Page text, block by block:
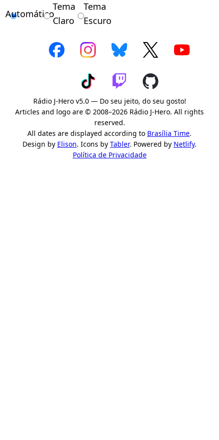
Automático
Tema
Claro
Tema
Escuro
Rádio J-Hero v5.0 — Do seu jeito, do seu gosto!
Articles and logo are © 2008–2026 Rádio J-Hero. All rights
reserved.
All dates are displayed according to Brasília Time.
Design by Elison. Icons by Tabler. Powered by Netlify.
Política de Privacidade